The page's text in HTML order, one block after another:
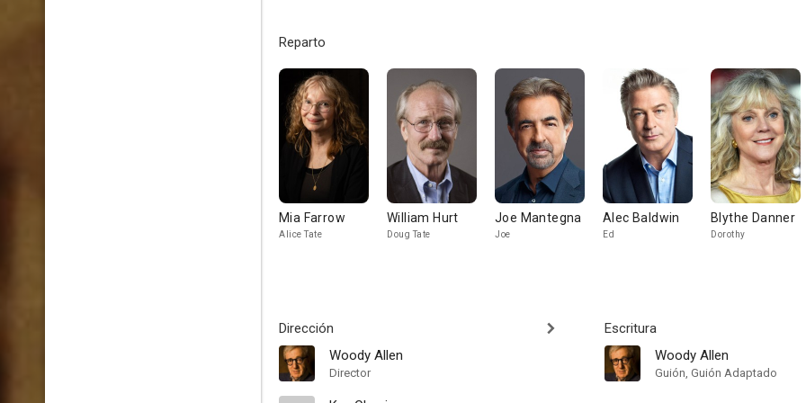
Reparto
Mia Farrow
Alice Tate
William Hurt
Doug Tate
Joe Mantegna
Joe
Alec Baldwin
Ed
Blythe Danner
Dorothy
Dirección
Woody Allen
Director
Escritura
Woody Allen
Guión, Guión Adaptado